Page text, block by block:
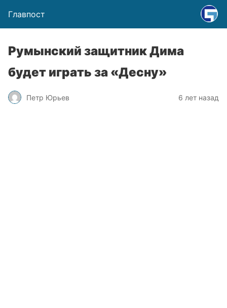
Главпост
Румынский защитник Дима
будет играть за «Десну»
Петр Юрьев 6 лет назад